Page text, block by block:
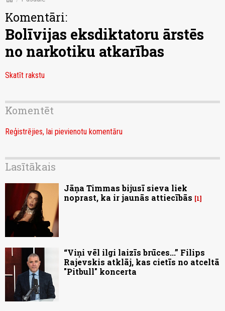
Komentāri:
Bolīvijas eksdiktatoru ārstēs
no narkotiku atkarības
Skatīt rakstu
Komentēt
Reģistrējies, lai pievienotu komentāru
Lasītākais
Jāņa Timmas bijusī sieva liek
noprast, ka ir jaunās attiecībās
1
“Viņi vēl ilgi laizīs brūces...” Filips
Rajevskis atklāj, kas cietīs no atceltā
"Pitbull" koncerta